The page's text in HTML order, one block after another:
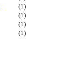
(1)
(1)
(1)
(1)